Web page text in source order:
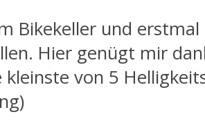
Bikekeller und
Hier genügt mir
kleinste von 5